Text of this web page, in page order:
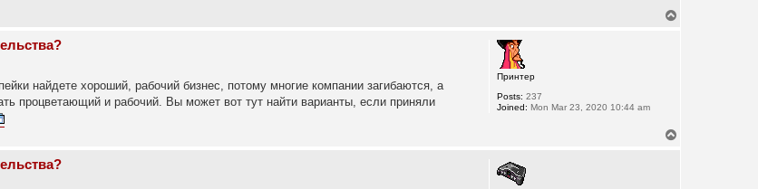
Принтер
Posts: 237
Joined: Mon Mar 23, 2020 10:44 am
найдете хороший, рабочий бизнес, потому многие компании загибаются, а
процветающий и рабочий. Вы может вот тут найти варианты, если приняли